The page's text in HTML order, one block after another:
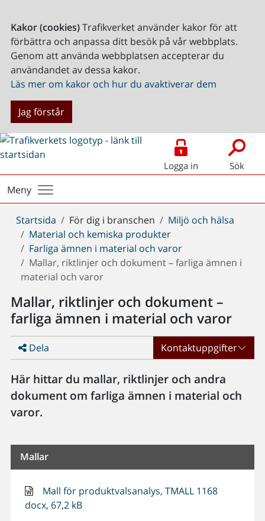
Kakor (cookies)Trafikverket använder kakor för att
förbättra och anpassa ditt besök på vår webbplats.
Genom att använda webbplatsen accepterar du
användandet av dessa kakor.
Läs mer om kakor och hur du avaktiverar dem
Jag förstår
Logga in Sök
Meny
Du
är
här:
Startsida För dig i branschen
Miljö och hälsa
Material och kemiska produkter
Farliga ämnen i material och varor
Mallar, riktlinjer och dokument – farliga ämnen i
material och varor
Mallar, riktlinjer och dokument –
farliga ämnen i material och varor
Dela Kontaktuppgifter
Här hittar du mallar, riktlinjer och andra
dokument om farliga ämnen i material och
varor.
Mallar
Mall för produktvalsanalys, TMALL 1168
docx, 67,2 kB